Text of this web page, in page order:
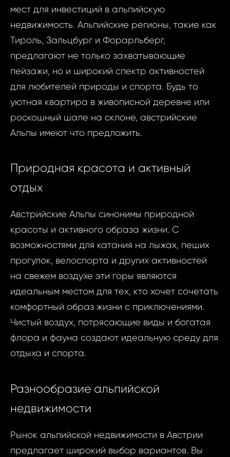
мест для инвестиций в альпийскую
недвижимость. Альпийские регионы, такие как
Тироль, Зальцбург и Форарльберг,
предлагают не только захватывающие
пейзажи, но и широкий спектр активностей
для любителей природы и спорта. Будь то
уютная квартира в живописной деревне или
роскошный шале на склоне, австрийские
Альпы имеют что предложить.
Природная красота и активный
отдых
Австрийские Альпы синонимы природной
красоты и активного образа жизни. С
возможностями для катания на лыжах, пеших
прогулок, велоспорта и других активностей
на свежем воздухе эти горы являются
идеальным местом для тех, кто хочет сочетать
комфортный образ жизни с приключениями.
Чистый воздух, потрясающие виды и богатая
флора и фауна создают идеальную среду для
отдыха и спорта.
Разнообразие альпийской
недвижимости
Рынок альпийской недвижимости в Австрии
предлагает широкий выбор вариантов. Вы